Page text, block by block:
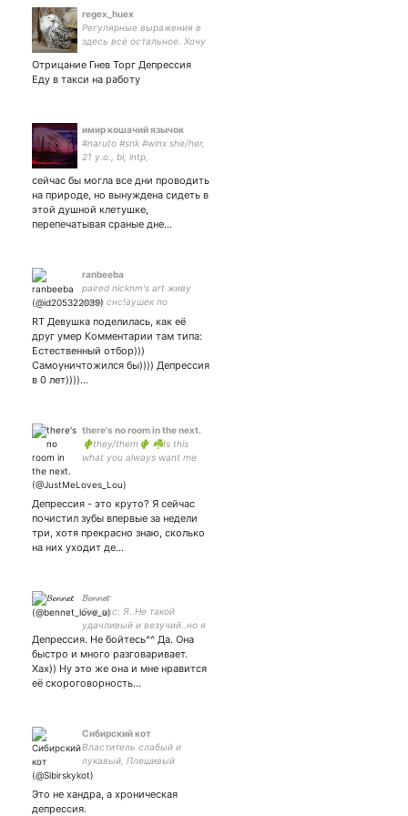
романтик •темный юмор•
regex_huex
Регулярные выражения в
здесь всё остальное. Хочу
пока получается legacy
госпожа.
Отрицание Гнев Торг Депрессия
Еду в такси на работу
имир кошачий язычок
#naruto #snk #winx she/her,
21 y.o., bi, intp,
otaku, metalhead, a-
individualist
сейчас бы могла все дни проводить
на природе, но вынуждена сидеть в
этой душной клетушке,
перепечатывая сраные дне…
ranbeeba
paired nicknm's art живу
ради снс!аушек по
#духмоейобщаги // mlp //
мгчд выживут только
обычные ©
RT Девушка поделилась, как её
друг умер Комментарии там типа:
Естественный отбор)))
Самоуничтожился бы)))) Депрессия
в 0 лет))))…
there's no room in the next.
🌵they/them🌵 ☘Is this
what you always want me
🍂 🍁Calmez-vous.🍁 🌱
ШАРЫ/placebo/обещанный
неверленд/death note🌱
Депрессия - это круто? Я сейчас
почистил зубы впервые за недели
три, хотя прекрасно знаю, сколько
на них уходит де…
𝓑𝓮𝓷𝓷𝓮𝓽
Sup acc: Я..Не такой
удачливый и везучий..но я
готов хотя бы чем-нибудь
помочь вам..
Депрессия. Не бойтесь^^ Да. Она
быстро и много разговаривает.
Хах)) Ну это же она и мне нравится
её скороговорность…
Сибирский кот
Властитель слабый и
лукавый, Плешивый
щёголь, враг труда,
славой, Над нами
Это не хандра, а хроническая
депрессия.